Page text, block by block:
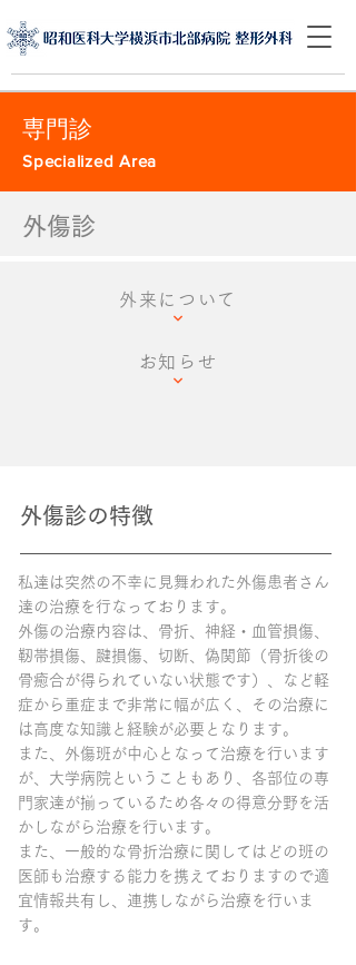
専門診
Specialized Area
​外傷診
外来について
お知らせ
​外傷診の特徴
私達は突然の不幸に見舞われた外傷患者さん
達の治療を行なっております。
外傷の治療内容は、骨折、神経・血管損傷、
靭帯損傷、腱損傷、切断、偽関節（骨折後の
骨癒合が得られていない状態です）、など軽
症から重症まで非常に幅が広く、その治療に
は高度な知識と経験が必要となります。
また、外傷班が中心となって治療を行います
が、大学病院ということもあり、各部位の専
門家達が揃っているため各々の得意分野を活
かしながら治療を行います。
また、一般的な骨折治療に関してはどの班の
医師も治療する能力を携えておりますので適
宜情報共有し、連携しながら治療を行いま
す。